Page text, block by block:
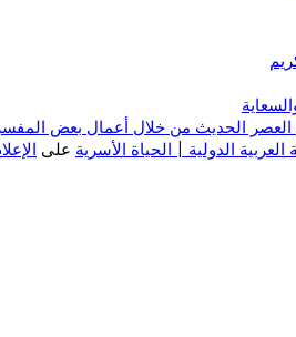
الحديث من خلال أعمال بعض
على